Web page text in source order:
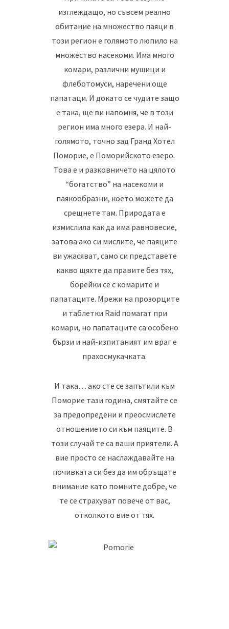
изглеждащо, но съвсем реално
обитание на множество паяци в
този регион е голямото люпило на
множество насекоми. Има много
комари, различни мушици и
флеботомуси, наречени още
папатаци. И докато се чудите защо
е така, ще ви напомня, че в този
регион има много езера. И най-
голямото, точно зад Гранд Хотел
Поморие, е Поморийското езеро.
Това е и разковничето на цялото
“богатство” на насекоми и
паякообразни, което можете да
срещнете там. Природата е
измислила как да има равновесие,
затова ако си мислите, че паяците
ви ужасяват, само си представете
какво щяхте да правите без тях,
борейки се с комарите и
папатаците. Мрежи на прозорците
и таблетки Raid помагат при
комари, но папатаците са особено
бързи и най-изпитаният им враг е
прахосмукачката.
И така… ако сте се запътили към
Поморие тази година, смятайте се
за предопредени и преосмислете
отношението си към паяците. В
този случай те са ваши приятели. А
вие просто се наслаждавайте на
почивката си без да им обръщате
внимание като помните добре, че
те се страхуват повече от вас,
отколкото вие от тях.